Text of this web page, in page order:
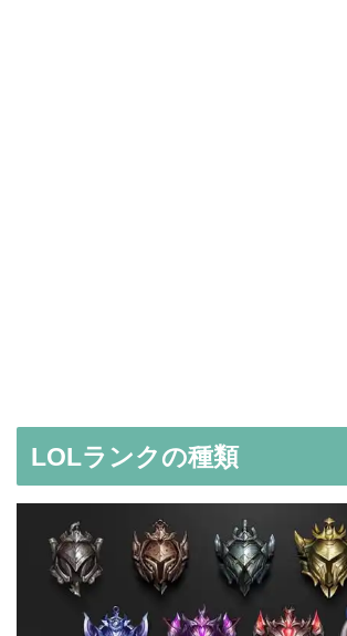
LOLランクの種類